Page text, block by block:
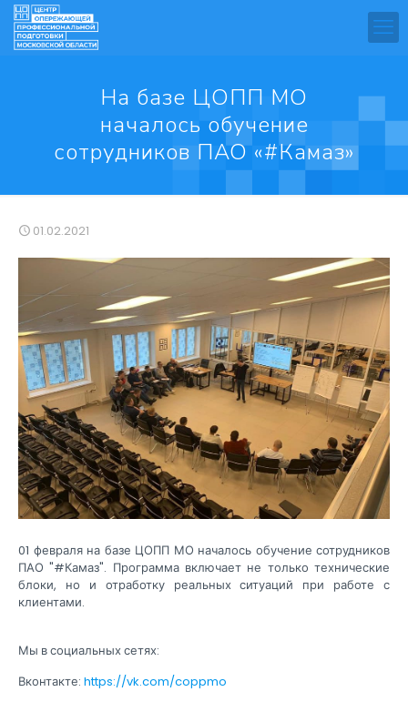
На базе ЦОПП МО
началось обучение
сотрудников ПАО «#Камаз»
01.02.2021
01 февраля на базе ЦОПП МО началось обучение сотрудников
ПАО "#Камаз". Программа включает не только технические
блоки, но и отработку реальных ситуаций при работе с
клиентами.
Мы в социальных сетях:
Вконтакте: https://vk.com/coppmo